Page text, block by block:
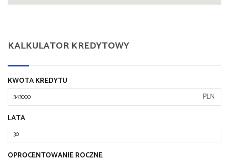
KALKULATOR KREDYTOWY
KWOTA KREDYTU
PLN
LATA
OPROCENTOWANIE ROCZNE